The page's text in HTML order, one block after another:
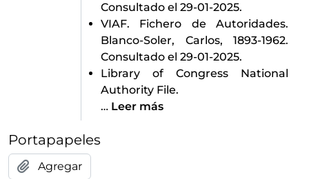
Consultado el 29-01-2025.
VIAF. Fichero de Autoridades.
Blanco-Soler, Carlos, 1893-1962.
Consultado el 29-01-2025.
Library of Congress National
Authority File.
… Leer más
Portapapeles
Agregar